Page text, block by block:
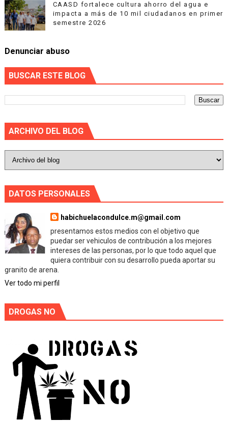
CAASD fortalece cultura ahorro del agua e
impacta a más de 10 mil ciudadanos en primer
semestre 2026
Denunciar abuso
BUSCAR ESTE BLOG
ARCHIVO DEL BLOG
DATOS PERSONALES
habichuelacondulce.m@gmail.com
presentamos estos medios con el objetivo que
puedar ser vehiculos de contribución a los mejores
intereses de las personas, por lo que todo aquel que
quiera contribuir con su desarrollo pueda aportar su
granito de arena.
Ver todo mi perfil
DROGAS NO